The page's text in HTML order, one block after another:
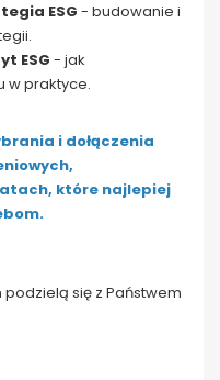
ESG - budowanie i
ESG - jak
w praktyce.
i dołączenia
które najlepiej
się z Państwem